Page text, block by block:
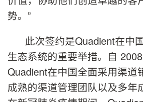
势。”
此次签约是Quadient在中
生态系统的重要举措。自 2008
Quadient在中国全面采用渠道
成熟的渠道管理团队以及多年